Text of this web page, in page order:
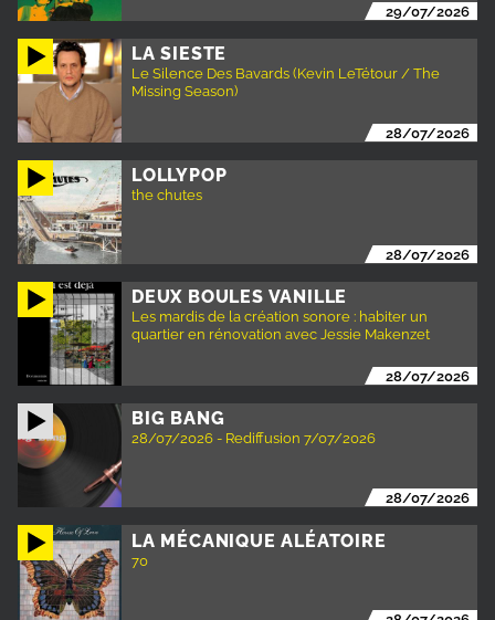
29/07/2026
LA SIESTE
Le Silence Des Bavards (Kevin LeTétour / The
Missing Season)
28/07/2026
LOLLYPOP
the chutes
28/07/2026
DEUX BOULES VANILLE
Les mardis de la création sonore : habiter un
quartier en rénovation avec Jessie Makenzet
28/07/2026
BIG BANG
28/07/2026 - Rediffusion 7/07/2026
28/07/2026
LA MÉCANIQUE ALÉATOIRE
70